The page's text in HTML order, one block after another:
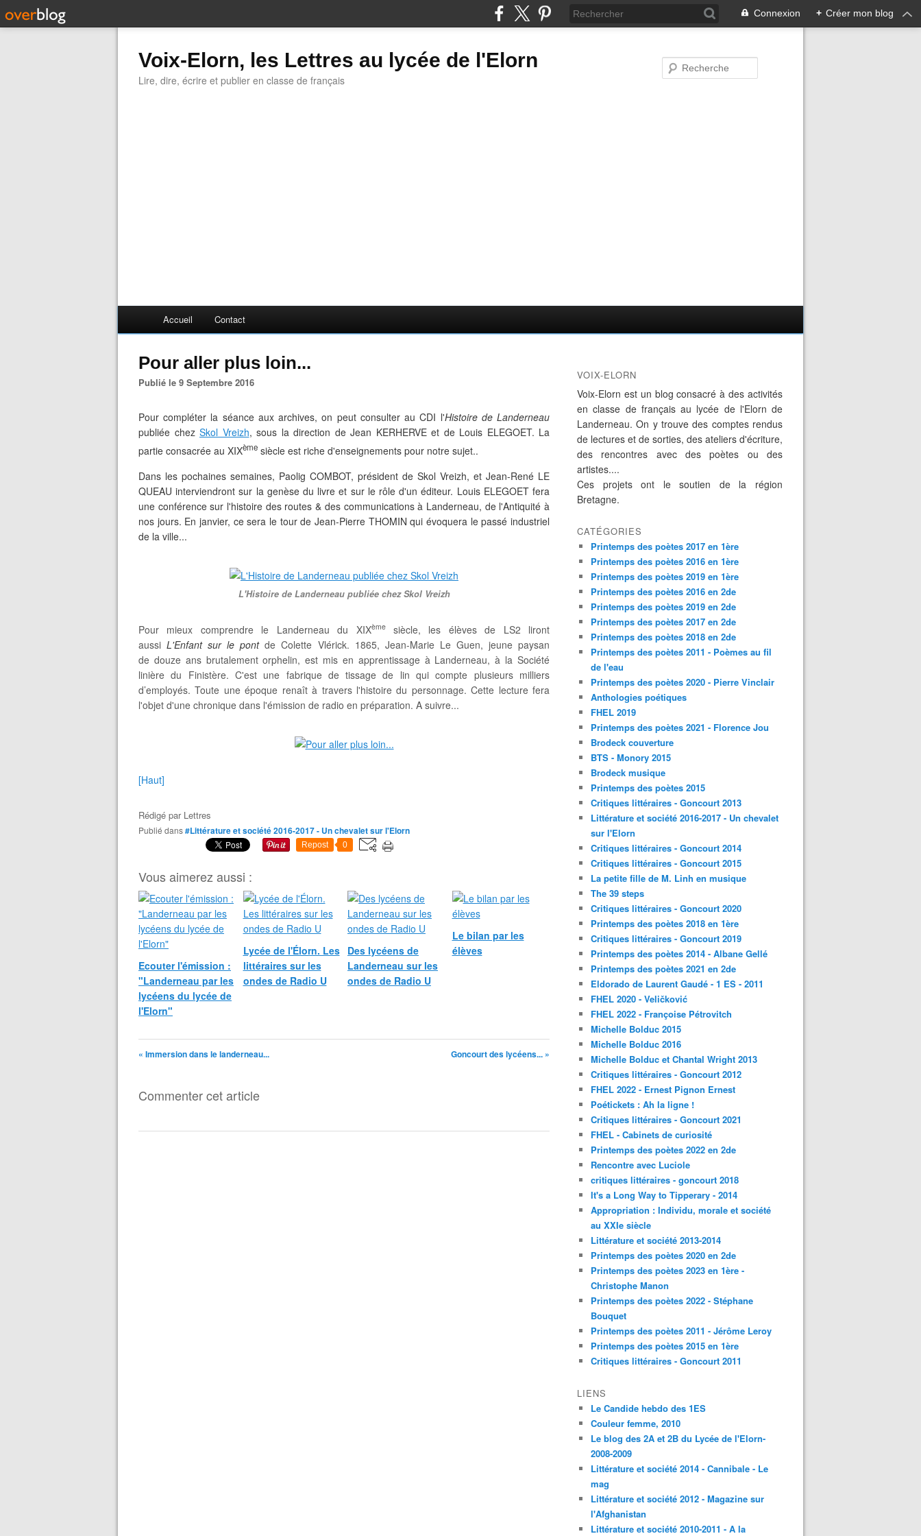
Connexion + Créer mon blog
Voix-Elorn, les Lettres au lycée de l'Elorn
Lire, dire, écrire et publier en classe de français
Accueil Contact
Pour aller plus loin...
Publié le 9 Septembre 2016
Pour compléter la séance aux archives, on peut consulter au CDI l'Histoire de Landerneau
publiée chez Skol Vreizh, sous la direction de Jean KERHERVE et de Louis ELEGOET. La
partie consacrée au XIXème siècle est riche d'enseignements pour notre sujet..
Dans les pochaines semaines, Paolig COMBOT, président de Skol Vreizh, et Jean-René LE
QUEAUinterviendront sur la genèse du livre et sur le rôle d'un éditeur. Louis ELEGOET fera
une conférence sur l'histoire des routes & des communications à Landerneau, de l'Antiquité à
nos jours. En janvier, ce sera le tour de Jean-Pierre THOMIN qui évoquera le passé industriel
de la ville...
L'Histoire de Landerneau publiée chez Skol Vreizh
Pour mieux comprendre le Landerneau du XIXèmesiècle, les élèves de LS2 liront
aussiL'Enfant sur le pontde Colette Vlérick. 1865, Jean-Marie Le Guen, jeune paysan
de douze ans brutalement orphelin, est mis en apprentissage à Landerneau, à la Société
linière du Finistère. C'est une fabrique de tissage de lin qui compte plusieurs milliers
d’employés. Toute une époque renaît à travers l'histoire du personnage. Cette lecture fera
l'objet d'une chronique dans l'émission de radio en préparation. A suivre...
[Haut]
Rédigé par Lettres
Publié dans#Littérature et société 2016-2017 - Un chevalet sur l'Elorn
Repost 0
Vous aimerez aussi :
Ecouter l'émission :
"Landerneau par les
lycéens du lycée de
l'Elorn"
Lycée de l'Élorn. Les
littéraires sur les
ondes de Radio U
Des lycéens de
Landerneau sur les
ondes de Radio U
Le bilan par les
élèves
« Immersion dans le landerneau... Goncourt des lycéens... »
Commenter cet article
VOIX-ELORN
Voix-Elorn est un blog consacré à des activités
en classe de français au lycée de l'Elorn de
Landerneau. On y trouve des comptes rendus
de lectures et de sorties, des ateliers d'écriture,
des rencontres avec des poètes ou des
artistes....
Ces projets ont le soutien de la région
Bretagne.
CATÉGORIES
Printemps des poètes 2017 en 1ère
Printemps des poètes 2016 en 1ère
Printemps des poètes 2019 en 1ère
Printemps des poètes 2016 en 2de
Printemps des poètes 2019 en 2de
Printemps des poètes 2017 en 2de
Printemps des poètes 2018 en 2de
Printemps des poètes 2011 - Poèmes au fil
de l'eau
Printemps des poètes 2020 - Pierre Vinclair
Anthologies poétiques
FHEL 2019
Printemps des poètes 2021 - Florence Jou
Brodeck couverture
BTS - Monory 2015
Brodeck musique
Printemps des poètes 2015
Critiques littéraires - Goncourt 2013
Littérature et société 2016-2017 - Un chevalet
sur l'Elorn
Critiques littéraires - Goncourt 2014
Critiques littéraires - Goncourt 2015
La petite fille de M. Linh en musique
The 39 steps
Critiques littéraires - Goncourt 2020
Printemps des poètes 2018 en 1ère
Critiques littéraires - Goncourt 2019
Printemps des poètes 2014 - Albane Gellé
Printemps des poètes 2021 en 2de
Eldorado de Laurent Gaudé - 1 ES - 2011
FHEL 2020 - Veličković
FHEL 2022 - Françoise Pétrovitch
Michelle Bolduc 2015
Michelle Bolduc 2016
Michelle Bolduc et Chantal Wright 2013
Critiques littéraires - Goncourt 2012
FHEL 2022 - Ernest Pignon Ernest
Poétickets : Ah la ligne !
Critiques littéraires - Goncourt 2021
FHEL - Cabinets de curiosité
Printemps des poètes 2022 en 2de
Rencontre avec Luciole
critiques littéraires - goncourt 2018
It's a Long Way to Tipperary - 2014
Appropriation : Individu, morale et société
au XXIe siècle
Littérature et société 2013-2014
Printemps des poètes 2020 en 2de
Printemps des poètes 2023 en 1ère -
Christophe Manon
Printemps des poètes 2022 - Stéphane
Bouquet
Printemps des poètes 2011 - Jérôme Leroy
Printemps des poètes 2015 en 1ère
Critiques littéraires - Goncourt 2011
LIENS
Le Candide hebdo des 1ES
Couleur femme, 2010
Le blog des 2A et 2B du Lycée de l'Elorn-
2008-2009
Littérature et société 2014 - Cannibale - Le
mag
Littérature et société 2012 - Magazine sur
l'Afghanistan
Littérature et société 2010-2011 - A la